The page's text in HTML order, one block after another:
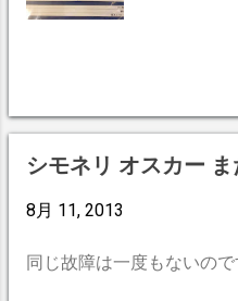
4穴の内2穴
内で左回転
した(^O^)／
業務用とし
ます（当店
シモネリ オスカー
8月 11, 2013
同じ故障は一度もないので